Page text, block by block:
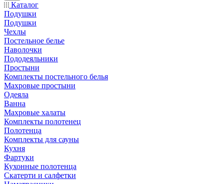
Каталог
Подушки
Подушки
Чехлы
Постельное белье
Наволочки
Пододеяльники
Простыни
Комплекты постельного белья
Махровые простыни
Одеяла
Ванна
Махровые халаты
Комплекты полотенец
Полотенца
Комплекты для сауны
Кухня
Фартуки
Кухонные полотенца
Скатерти и салфетки